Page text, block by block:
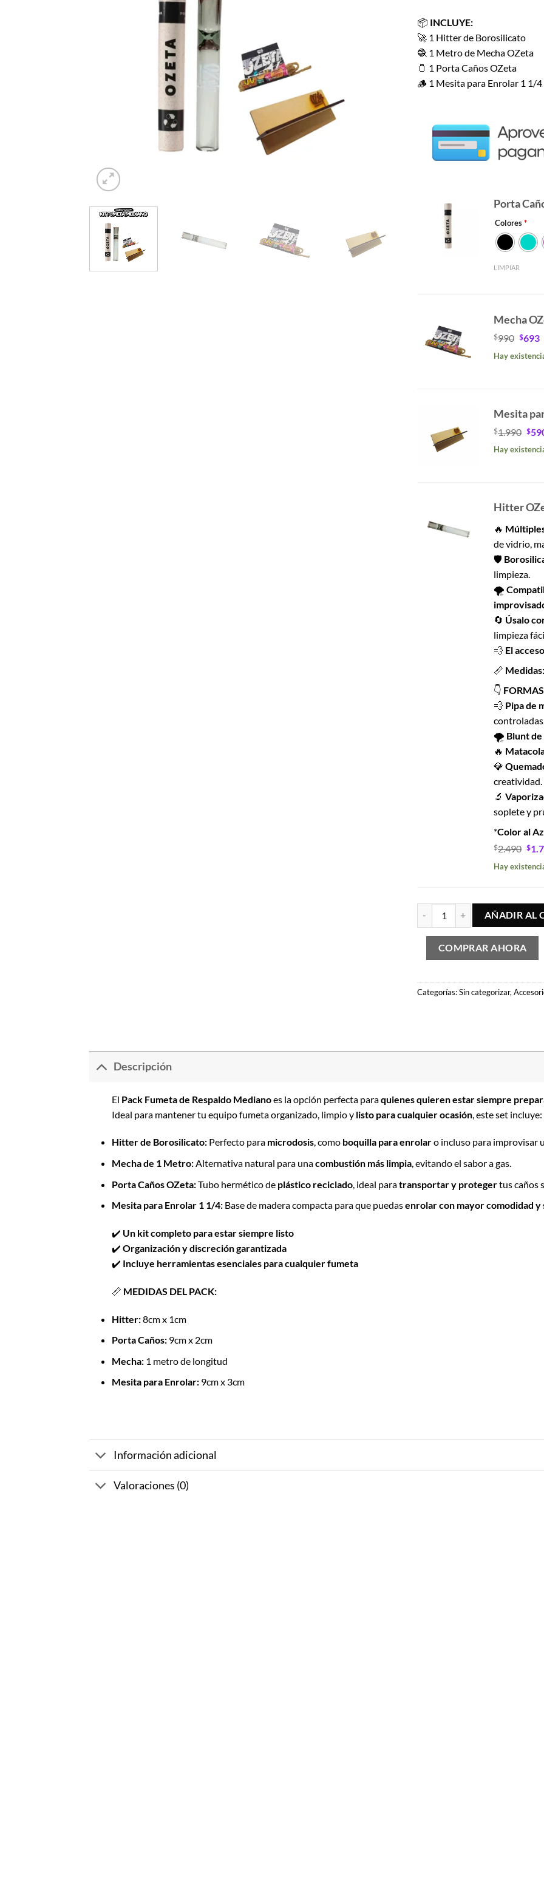
📦 INCLUYE:
🚀 1 Hitter de Borosilicato
🧶 1 Metro de Mecha OZeta
🫙 1 Porta Caños OZeta
🪵 1 Mesita para Enrolar 1 1/4
Porta
Colores*
LIMPIAR
Mecha
$990 El
$693El
Hay
Mesita
$1.990 El
$
Hay
Hitter
🔥
de vidrio,
🛡
limpieza.
🌪
🔄 Úsalo
limpieza
💨 El
📏 Medidas:
👇
💨 Pipa de
🌪 Blunt
🔥
💎
creatividad.
🔬
soplete y
*Color al
$2.490 El
$
Hay
Pack Fumeta de Respaldo –
AÑADIR AL
COMPRAR AHORA
Categorías:Sin categorizar,
Descripción
El Pack Fumeta de Respaldo Medianoes la opción perfecta paraquienes quieren estar siempre
Ideal para mantener tu equipo fumeta organizado, limpio y listo para cualquier ocasión, este set incluye:
Hitter de Borosilicato:Perfecto para microdosis, como boquilla para enrolaro incluso para improvisar
Mecha de 1 Metro:Alternativa natural para unacombustión más limpia, evitando el sabor a gas.
Porta Caños OZeta:Tubo hermético de plástico reciclado, ideal paratransportar y protegertus caños
Mesita para Enrolar 1 1/4:Base de madera compacta para que puedasenrolar con mayor comodidad y
✔️ Un kit completo para estar siempre listo
✔️ Organización y discreción garantizada
✔️ Incluye herramientas esenciales para cualquier fumeta
📏 MEDIDAS DEL PACK:
Hitter:8cm x 1cm
Porta Caños:9cm x 2cm
Mecha:1 metro de longitud
Mesita para Enrolar:9cm x 3cm
Información adicional
Valoraciones (0)